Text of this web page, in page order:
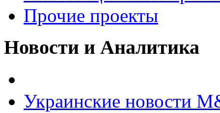
Прочие проекты
Новости и Аналитика
Украинские новости